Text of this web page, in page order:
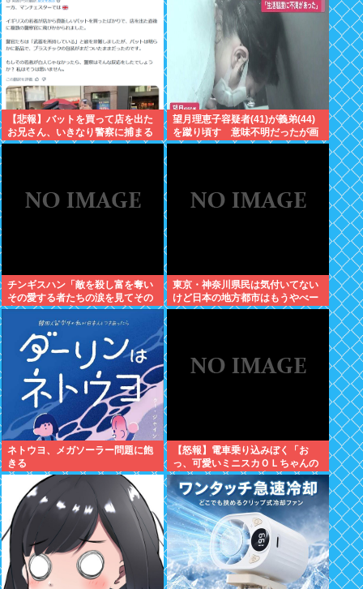
【悲報】バットを買って店を出た
お兄さん、いきなり警察に捕まる
www
望月理恵子容疑者(41)が義弟(44)
を蹴り頃す 意味不明だったが画
像みて納得・・・
チンギスハン「敵を殺し富を奪い
その愛する者たちの涙を見てその
妻や娘をレ●プするのが最大の喜
東京・神奈川県民は気付いてない
けど日本の地方都市はもうやべー
ぞ
ネトウヨ、メガソーラー問題に飽
きる
【怒報】電車乗り込みぼく「お
っ、可愛いミニスカＯＬちゃんの
隣あいてんじゃん！座ったろ！」
→結果w w w w w w w w